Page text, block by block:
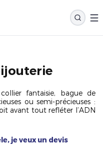
fantaisie, bague de
ou semi-précieuses :
avant tout refléter l’ADN
je veux un devis